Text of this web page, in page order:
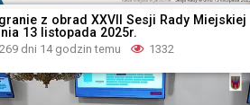
z obrad XXVII Sesji Rady Miejskiej
13 listopada 2025r.
269 dni 14 godzin temu 1332